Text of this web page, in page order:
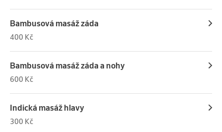
Bambusová masáž záda
400 Kč
Bambusová masáž záda a nohy
600 Kč
Indická masáž hlavy
300 Kč